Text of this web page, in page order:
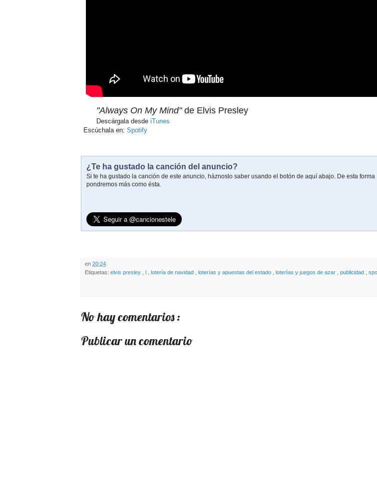
"Always On My Mind"de Elvis Presley
Descárgala desde iTunes
Escúchala en: Spotify
¿Te ha gustado la canción del anuncio?
Si te ha gustado la canción de este anuncio, háznoslo saber usando el botón de aquí abajo. De esta forma
pondremos más como ésta.
en 20:24
Etiquetas: elvis presley l lotería de navidad loterías y apuestas del estado loterías y juegos de azar publicidad
No hay comentarios :
Publicar un comentario